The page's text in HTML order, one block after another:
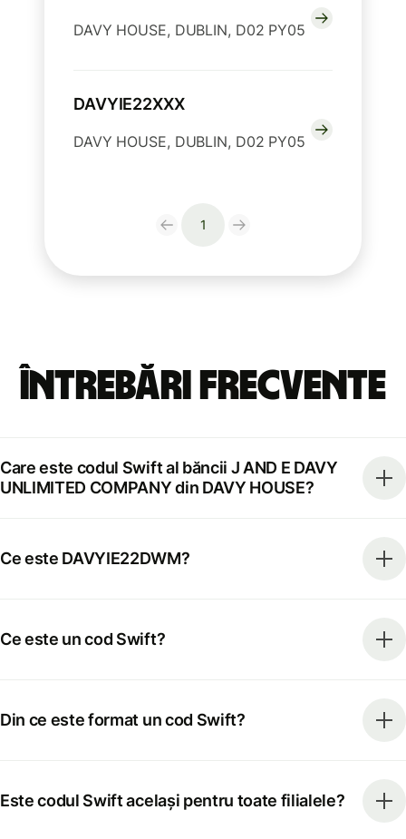
DAVY HOUSE, DUBLIN, D02 PY05
DAVYIE22XXX
DAVY HOUSE, DUBLIN, D02 PY05
1
Întrebări frecvente
Care este codul Swift al băncii J AND E DAVY
UNLIMITED COMPANY din DAVY HOUSE?
Ce este DAVYIE22DWM?
Ce este un cod Swift?
Din ce este format un cod Swift?
Este codul Swift același pentru toate filialele?